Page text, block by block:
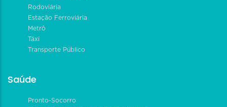
Rodoviária
Estação Ferroviária
Metrô
Táxi
Transporte Público
Saúde
Pronto-Socorro